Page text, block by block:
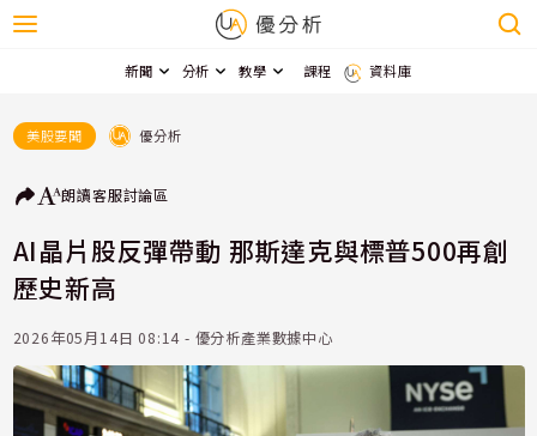
新聞 分析 教學 課程 資料庫
美股要聞 優分析
朗讀客服討論區
AI晶片股反彈帶動 那斯達克與標普500再創
歷史新高
2026年05月14日 08:14 - 優分析產業數據中心